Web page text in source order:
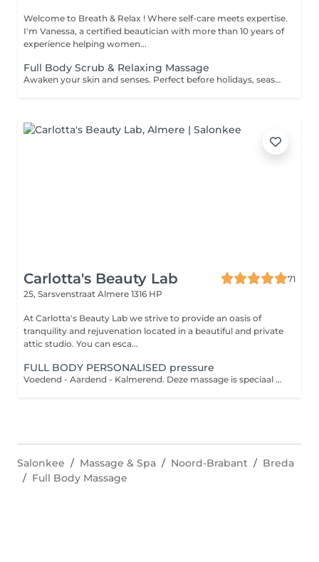
Welcome to Breath & Relax ! Where self-care meets expertise.
I'm Vanessa, a certified beautician with more than 10 years of
experience helping women...
Full Body Scrub & Relaxing Massage
Awaken your skin and senses. Perfect before holidays, seasonal resets or after a long week.
Carlotta's Beauty Lab
71
25, Sarsvenstraat Almere 1316 HP
At Carlotta's Beauty Lab we strive to provide an oasis of
tranquility and rejuvenation located in a beautiful and private
attic studio. You can esca...
FULL BODY PERSONALISED pressure
Voedend - Aardend - Kalmerend. Deze massage is speciaal ontworpen om het lichaam weer in balans te brengen en de geest te kalmeren. Kies jouw favovriete geur en muziek uit en geniet vervolgens van 80 minuten massage van het hele lichaam. Volledige rug - benen - voetreflexpunten - armen - nek en schouders - hoofd- en gezichtsmassage.
Salonkee Massage & Spa Noord-Brabant
Breda
Full Body Massage